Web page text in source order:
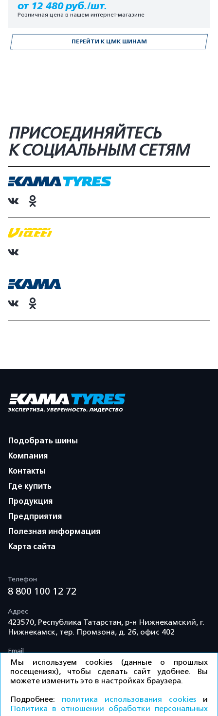
ПЕРЕЙТИ К ЦМК ШИНАМ
от 12 480 руб./шт.
Розничная цена в нашем интернет-магазине
ПРИСОЕДИНЯЙТЕСЬ
К СОЦИАЛЬНЫМ СЕТЯМ
Подобрать шины
Компания
Контакты
Где купить
Продукция
Предприятия
Полезная информация
Карта сайта
Телефон
8 800 100 12 72
Адрес
423570, Республика Татарстан, р-н Нижнекамский, г.
Нижнекамск, тер. Промзона, д. 26, офис 402
Email
info@td-kama.com
©ООО «Торговый дом «Кама» 2026 / Все права
защищены.
Мы используем cookies (данные о прошлых
посещениях), чтобы сделать сайт удобнее. Вы
можете изменить это в настройках браузера.
Подробнее: политика использования cookies и
Политика в отношении обработки персональных